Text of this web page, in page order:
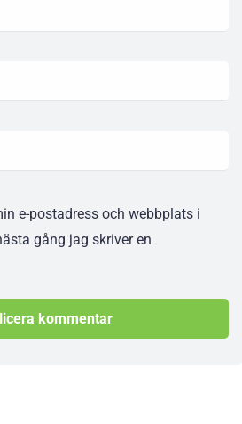
e-postadress och webbplats i
gång jag skriver en